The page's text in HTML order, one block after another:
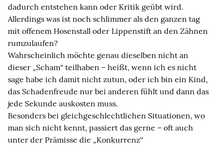
dadurch entstehen kann oder Kritik geübt wird.
Allerdings was ist noch schlimmer als den ganzen tag
mit offenem Hosenstall oder Lippenstift an den Zähnen
rumzulaufen?
Wahrscheinlich möchte genau dieselben nicht an
dieser „Scham“ teilhaben – heißt, wenn ich es nicht
sage habe ich damit nicht zutun, oder ich bin ein Kind,
das Schadenfreude nur bei anderen fühlt und dann das
jede Sekunde auskosten muss.
Besonders bei gleichgeschlechtlichen Situationen, wo
man sich nicht kennt, passiert das gerne – oft auch
unter der Prämisse die „Konkurrenz“